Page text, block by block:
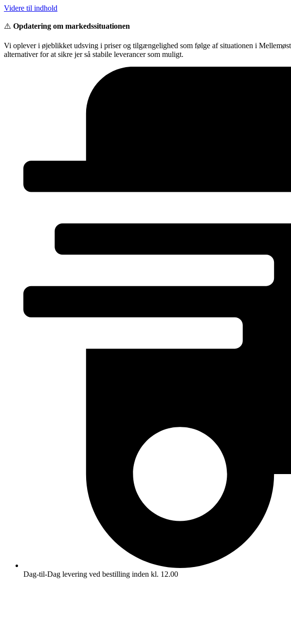
Videre til indhold
⚠️ Opdatering om markedssituationen
Vi oplever i øjeblikket udsving i priser og tilgængelighed som følge af situationen i
alternativer for at sikre jer så stabile leverancer som muligt.
Dag-til-Dag levering ved bestilling inden kl. 12.00